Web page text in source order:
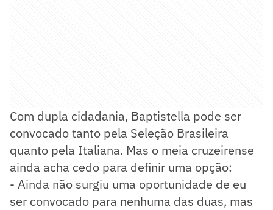
Com dupla cidadania, Baptistella pode ser
convocado tanto pela Seleção Brasileira
quanto pela Italiana. Mas o meia cruzeirense
ainda acha cedo para definir uma opção:
- Ainda não surgiu uma oportunidade de eu
ser convocado para nenhuma das duas, mas